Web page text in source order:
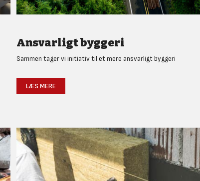
Ansvarligt byggeri
Sammen tager vi initiativ til et mere ansvarligt byggeri
LÆS MERE